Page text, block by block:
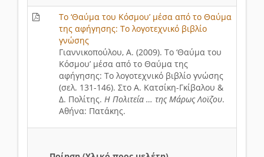
Το ‘Θαύμα του Κόσμου’ μέσα από το Θαύμα
της αφήγησης: Το λογοτεχνικό βιβλίο
γνώσης
Γιαννικοπούλου, Α. (2009). Το ‘Θαύμα του
Κόσμου’ μέσα από το Θαύμα της
αφήγησης: Το λογοτεχνικό βιβλίο γνώσης
(σελ. 131-146). Στο Α. Κατσίκη-Γκίβαλου &
Δ. Πολίτης. Η Πολιτεία … της Μάρως Λοϊζου.
Αθήνα: Πατάκης.